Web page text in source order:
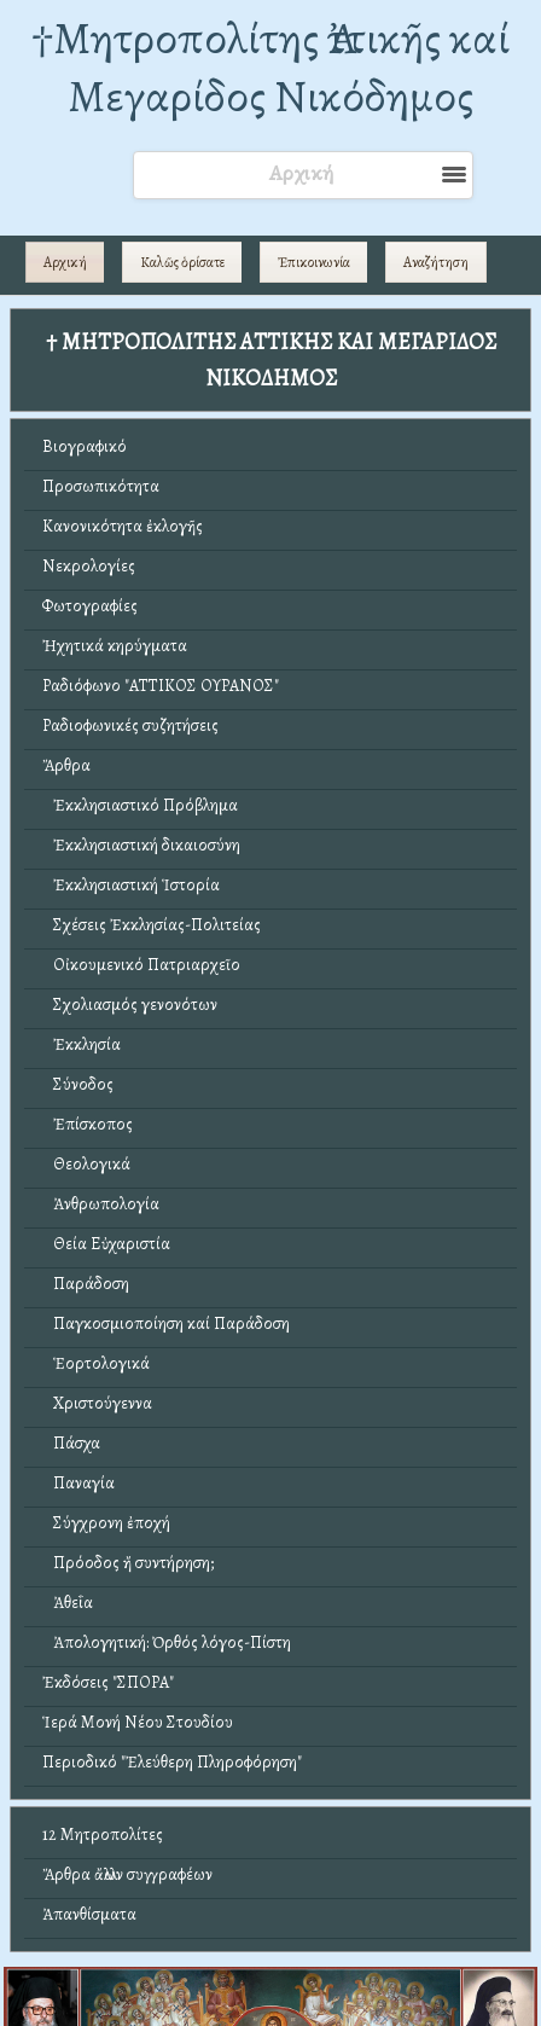
†Mητροπολίτης Ἀττικῆς καί
Μεγαρίδος Νικόδημος
Αρχική
Αρχική Καλῶς ὁρίσατε Ἐπικοινωνία Αναζήτηση
† ΜΗΤΡΟΠΟΛΙΤΗΣ ΑΤΤΙΚΗΣ ΚΑΙ ΜΕΓΑΡΙΔΟΣ
ΝΙΚΟΔΗΜΟΣ
Βιογραφικό
Προσωπικότητα
Κανονικότητα ἐκλογῆς
Νεκρολογίες
Φωτογραφίες
Ἠχητικά κηρύγματα
Ραδιόφωνο "ΑΤΤΙΚΟΣ ΟΥΡΑΝΟΣ"
Ραδιοφωνικές συζητήσεις
Ἄρθρα
Ἐκκλησιαστικό Πρόβλημα
Ἐκκλησιαστική δικαιοσύνη
Ἐκκλησιαστική Ἱστορία
Σχέσεις Ἐκκλησίας-Πολιτείας
Οἰκουμενικό Πατριαρχεῖο
Σχολιασμός γενονότων
Ἐκκλησία
Σύνοδος
Ἐπίσκοπος
Θεολογικά
Ἀνθρωπολογία
Θεία Εὐχαριστία
Παράδοση
Παγκοσμιοποίηση καί Παράδοση
Ἑορτολογικά
Χριστούγεννα
Πάσχα
Παναγία
Σύγχρονη ἐποχή
Πρόοδος ἤ συντήρηση;
Ἀθεΐα
Ἀπολογητική: Ὀρθός λόγος-Πίστη
Ἐκδόσεις "ΣΠΟΡΑ"
Ἱερά Μονή Νέου Στουδίου
Περιοδικό "Ἐλεύθερη Πληροφόρηση"
12 Μητροπολίτες
Ἄρθρα ἄλλων συγγραφέων
Ἀπανθίσματα